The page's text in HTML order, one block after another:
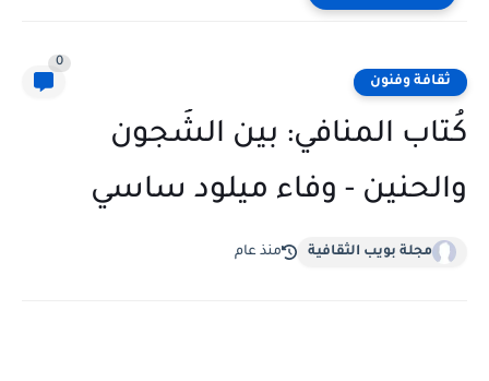
ثقافة وفنون
0
كُتاب المنافي: بين الشُجون
والحنين - وفاء ميلود ساسي
مجلة بويب الثقافية منذ عام